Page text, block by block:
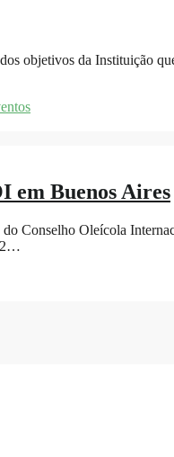
objetivos da Instituição
em Buenos Aires
Conselho Oleícola